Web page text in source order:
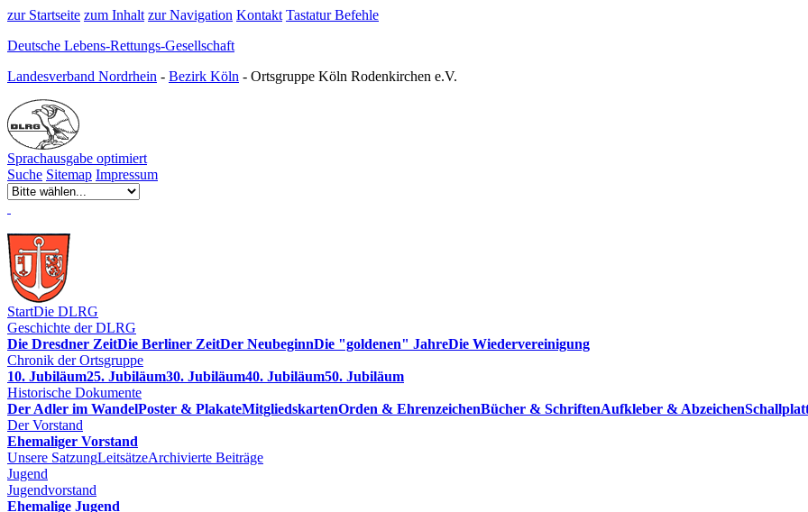
zur Startseite zum Inhalt zur Navigation Kontakt Tastatur Befehle
Deutsche Lebens-Rettungs-Gesellschaft
Landesverband Nordrhein - Bezirk Köln - Ortsgruppe Köln Rodenkirchen e.V.
Sprachausgabe optimiert
Suche Sitemap Impressum
StartDie DLRG
Geschichte der DLRG
Die Dresdner ZeitDie Berliner ZeitDer NeubeginnDie "goldenen" JahreDie Wiedervereinigung
Chronik der Ortsgruppe
10. Jubiläum25. Jubiläum30. Jubiläum40. Jubiläum50. Jubiläum
Historische Dokumente
Der Adler im WandelPoster & PlakateMitgliedskartenOrden & EhrenzeichenBücher & SchriftenAufkleber & Abzeichen
Der Vorstand
Ehemaliger Vorstand
Unsere SatzungLeitsätzeArchivierte Beiträge
Jugend
Jugendvorstand
Ehemalige Jugend